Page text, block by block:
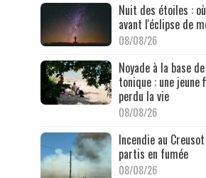
Nuit des étoiles :
avant l'éclipse de
08/08/26
Noyade à la base
tonique : une jeune
perdu la vie
08/08/26
Incendie au
partis en fumée
08/08/26